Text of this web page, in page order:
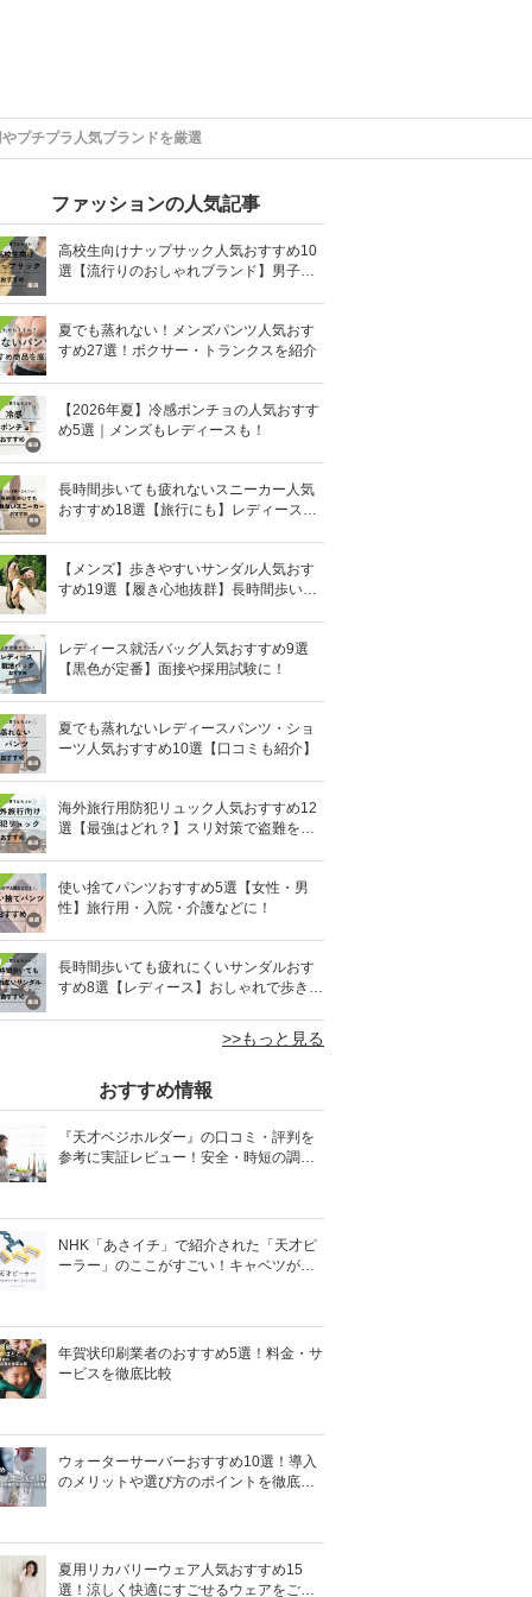
プチプラ人気ブランドを厳選
ファッションの人気記事
高校生向けナップサック人気おすすめ10
選【流行りのおしゃれブランド】男子・
夏でも蒸れない！メンズパンツ人気おす
すめ27選！ボクサー・トランクスを紹介
【2026年夏】冷感ポンチョの人気おすす
め5選｜メンズもレディースも！
長時間歩いても疲れないスニーカー人気
おすすめ18選【旅行にも】レディース・
【メンズ】歩きやすいサンダル人気おす
すめ19選【履き心地抜群】長時間歩いて
レディース就活バッグ人気おすすめ9選
【黒色が定番】面接や採用試験に！
夏でも蒸れないレディースパンツ・ショ
ーツ人気おすすめ10選【口コミも紹介】
海外旅行用防犯リュック人気おすすめ12
選【最強はどれ？】スリ対策で盗難を防
使い捨てパンツおすすめ5選【女性・男
性】旅行用・入院・介護などに！
長時間歩いても疲れにくいサンダルおす
すめ8選【レディース】おしゃれで歩きや
>>もっと見る
おすすめ情報
『天才ベジホルダー』の口コミ・評判を
参考に実証レビュー！安全・時短の調理
NHK「あさイチ」で紹介された「天才ピ
ーラー」のここがすごい！キャベツがほ
年賀状印刷業者のおすすめ5選！料金・サ
ービスを徹底比較
ウォーターサーバーおすすめ10選！導入
のメリットや選び方のポイントを徹底解
夏用リカバリーウェア人気おすすめ15
選！涼しく快適にすごせるウェアをご紹